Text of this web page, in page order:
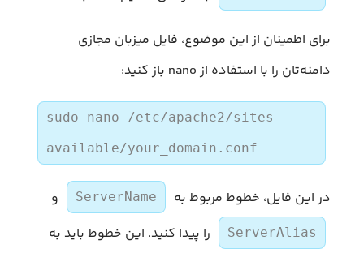
برای اطمینان از این موضوع، فایل میزبان مجازی
دامنه‌تان را با استفاده از nano باز کنید:
sudo nano /etc/apache2/sites-
available/your_domain.conf
در این فایل، خطوط مربوط به ServerName و
ServerAlias
را پیدا کنید. این خطوط باید به